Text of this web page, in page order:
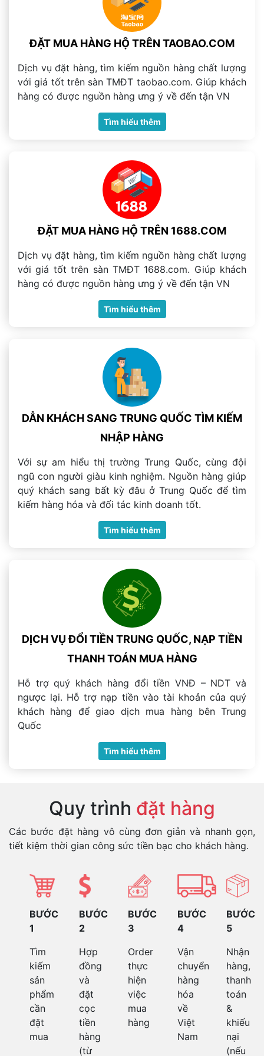
ĐẶT MUA HÀNG HỘ TRÊN TAOBAO.COM
Dịch vụ đặt hàng, tìm kiếm nguồn hàng chất lượng
với giá tốt trên sàn TMĐT taobao.com. Giúp khách
hàng có được nguồn hàng ưng ý về đến tận VN
Tìm hiểu thêm
ĐẶT MUA HÀNG HỘ TRÊN 1688.COM
Dịch vụ đặt hàng, tìm kiếm nguồn hàng chất lượng
với giá tốt trên sàn TMĐT 1688.com. Giúp khách
hàng có được nguồn hàng ưng ý về đến tận VN
Tìm hiểu thêm
DẪN KHÁCH SANG TRUNG QUỐC TÌM KIẾM
NHẬP HÀNG
Với sự am hiểu thị trường Trung Quốc, cùng đội
ngũ con người giàu kinh nghiệm. Nguồn hàng giúp
quý khách sang bất kỳ đâu ở Trung Quốc để tìm
kiếm hàng hóa và đối tác kinh doanh tốt.
Tìm hiểu thêm
DỊCH VỤ ĐỔI TIỀN TRUNG QUỐC, NẠP TIỀN
THANH TOÁN MUA HÀNG
Hỗ trợ quý khách hàng đổi tiền VNĐ – NDT và
ngược lại. Hỗ trợ nạp tiền vào tài khoản của quý
khách hàng để giao dịch mua hàng bên Trung
Quốc
Tìm hiểu thêm
Quy trình đặt hàng
Các bước đặt hàng vô cùng đơn giản và nhanh gọn,
tiết kiệm thời gian công sức tiền bạc cho khách hàng.
BƯỚC
1
Tìm
kiếm
sản
phẩm
cần
đặt
mua
BƯỚC
2
Hợp
đồng
và
đặt
cọc
tiền
hàng
(từ
BƯỚC
3
Order
thực
hiện
việc
mua
hàng
BƯỚC
4
Vận
chuyển
hàng
hóa
về
Việt
Nam
BƯỚC
5
Nhận
hàng,
thanh
toán
&
khiếu
nại
(nếu